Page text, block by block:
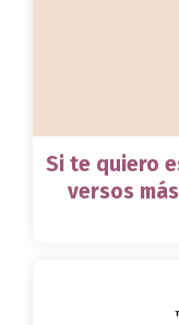
Si te quiero
versos